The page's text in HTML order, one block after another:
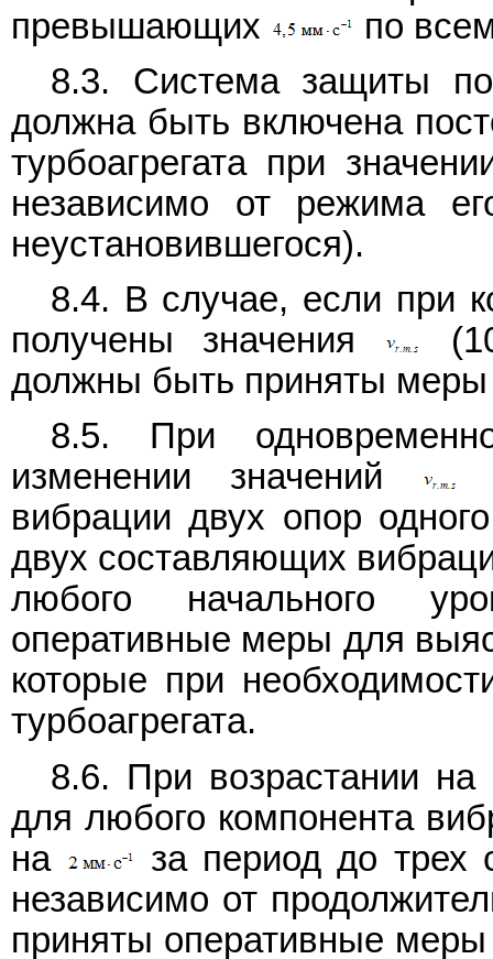
превышающих
по
8.3. Система защиты
должна быть включена
турбоагрегата при
независимо от режима
неустановившегося).
8.4. В случае, если при
получены значения
должны быть приняты
8.5. При
изменении значений
вибрации двух опор
двух составляющих
любого начального
оперативные меры для
которые при
турбоагрегата.
8.6. При возрастании
для любого компонента
на
за период до трех
независимо от
приняты оперативные